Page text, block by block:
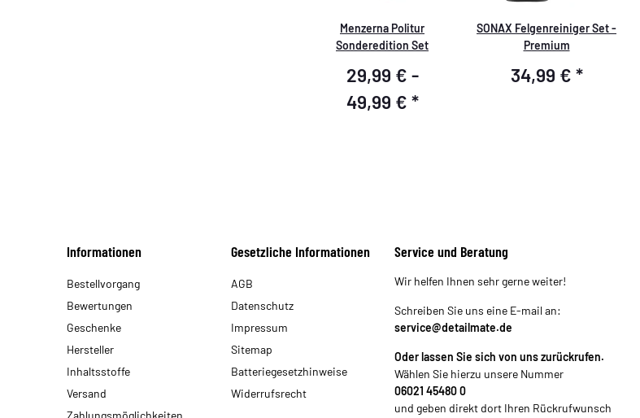
Menzerna Politur
Sonderedition Set
29,99 € -
49,99 € *
SONAX Felgenreiniger Set -
Premium
34,99 € *
Informationen
Bestellvorgang
Bewertungen
Geschenke
Hersteller
Inhaltsstoffe
Versand
Gesetzliche Informationen
AGB
Datenschutz
Impressum
Sitemap
Batteriegesetzhinweise
Widerrufsrecht
Service und Beratung
Wir helfen Ihnen sehr gerne weiter!
Schreiben Sie uns eine E-mail an:
service@detailmate.de
Oder lassen Sie sich von uns zurückrufen.
Wählen Sie hierzu unsere Nummer
06021 45480 0
und geben direkt dort Ihren Rückrufwunsch